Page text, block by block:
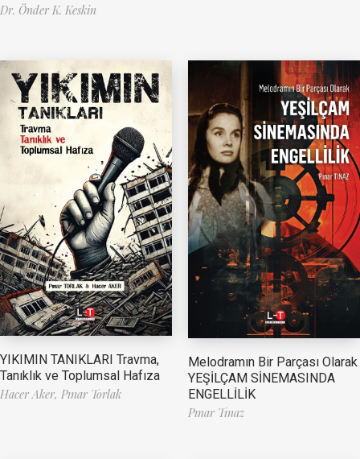
Dr. Önder K. Keskin
YIKIMIN TANIKLARI Travma,
Tanıklık ve Toplumsal Hafıza
Hacer Aker, Pınar Torlak
Melodramın Bir Parçası Olarak
YEŞİLÇAM SİNEMASINDA
ENGELLİLİK
Pınar Tınaz